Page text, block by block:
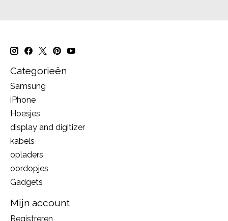
Categorieën
Samsung
iPhone
Hoesjes
display and digitizer
kabels
opladers
oordopjes
Gadgets
Mijn account
Registreren